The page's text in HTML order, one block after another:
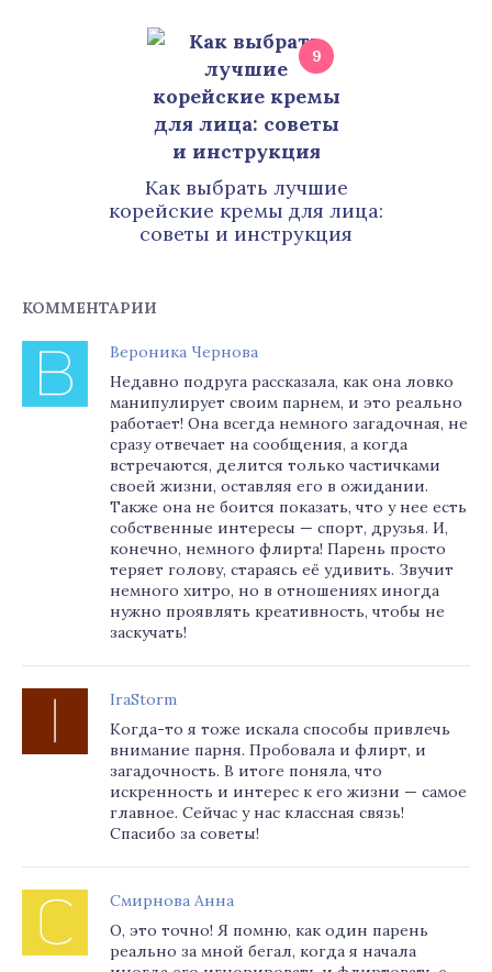
9
Как выбрать лучшие
корейские кремы для лица:
советы и инструкция
КОММЕНТАРИИ
Вероника Чернова
Недавно подруга рассказала, как она ловко
манипулирует своим парнем, и это реально
работает! Она всегда немного загадочная, не
сразу отвечает на сообщения, а когда
встречаются, делится только частичками
своей жизни, оставляя его в ожидании.
Также она не боится показать, что у нее есть
собственные интересы — спорт, друзья. И,
конечно, немного флирта! Парень просто
теряет голову, стараясь её удивить. Звучит
немного хитро, но в отношениях иногда
нужно проявлять креативность, чтобы не
заскучать!
IraStorm
Когда-то я тоже искала способы привлечь
внимание парня. Пробовала и флирт, и
загадочность. В итоге поняла, что
искренность и интерес к его жизни — самое
главное. Сейчас у нас классная связь!
Спасибо за советы!
Смирнова Анна
О, это точно! Я помню, как один парень
реально за мной бегал, когда я начала